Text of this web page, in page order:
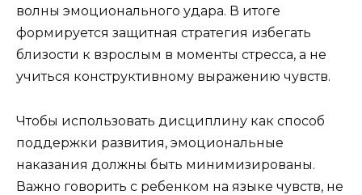
волны эмоционального удара. В итоге
формируется защитная стратегия избегать
близости к взрослым в моменты стресса, а не
учиться конструктивному выражению чувств.
Чтобы использовать дисциплину как способ
поддержки развития, эмоциональные
наказания должны быть минимизированы.
Важно говорить с ребенком на языке чувств, не